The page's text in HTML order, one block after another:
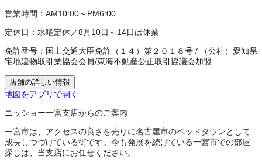
営業時間： AM10:00～PM6:00
定休日： 水曜定休／8月10日～14日は休業
免許番号： 国土交通大臣免許（１４）第２０１８号 /
（公社）愛知県
宅地建物取引業協会会員/東海不動産公正取引協議会加盟
店舗の詳しい情報
地図をアプリで開く
ニッショー一宮支店からのご案内
一宮市は、アクセスの良さを売りに名古屋市のベッドタウンとして
成長しつづけている街です。今も発展を続けている一宮市での部屋
探しは、当支店にお任せください。